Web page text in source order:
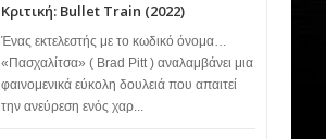
Κριτική: Bullet Train (2022)
Ένας εκτελεστής με το κωδικό όνομα…
«Πασχαλίτσα» ( Brad Pitt ) αναλαμβάνει μια
φαινομενικά εύκολη δουλειά που απαιτεί
την ανεύρεση ενός χαρ...